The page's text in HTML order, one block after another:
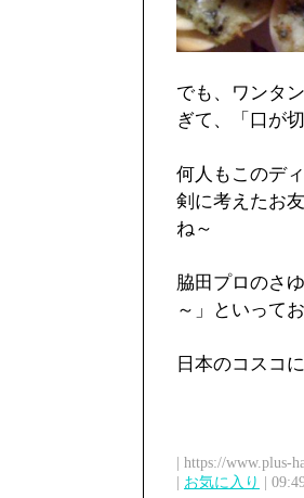
でも、ワンタ
ぎて、「口が
何人もこのデ
剣に考えたお
ね～
脇田プロのさ
～」といって
日本のコスコ
| https://www.plus-
| お気に入り |